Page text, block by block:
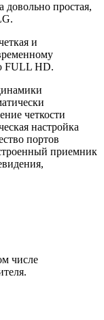
довольно простая,
и
FULL HD.
четкости
настройка
портов
приемник
числе